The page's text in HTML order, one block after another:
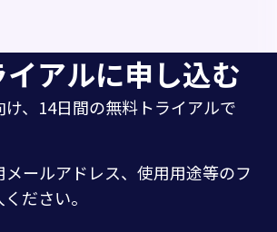
アルに申し込む
け、14日間の無料トライアルで
ールアドレス、使用用途等のフ
ださい。